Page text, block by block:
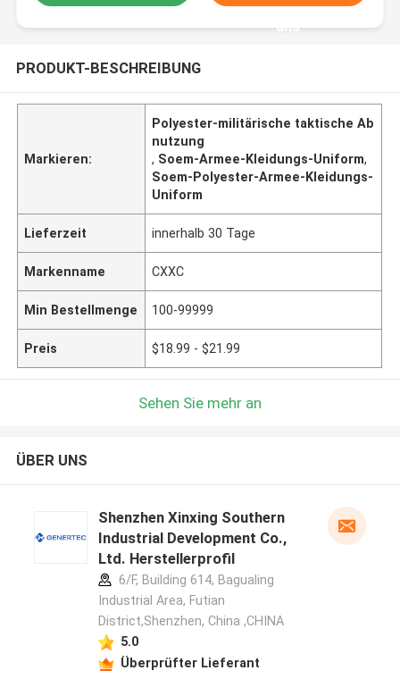
uns
PRODUKT-BESCHREIBUNG
Markieren:
Polyester-militärische taktische Ab
nutzung
, Soem-Armee-Kleidungs-Uniform,
Soem-Polyester-Armee-Kleidungs-
Uniform
Lieferzeit innerhalb 30 Tage
Markenname CXXC
Min Bestellmenge 100-99999
Preis $18.99 - $21.99
Sehen Sie mehr an
ÜBER UNS
Shenzhen Xinxing Southern
Industrial Development Co.,
Ltd. Herstellerprofil
6/F, Building 614, Bagualing
Industrial Area, Futian
District,Shenzhen, China ,CHINA
5.0
Überprüfter Lieferant